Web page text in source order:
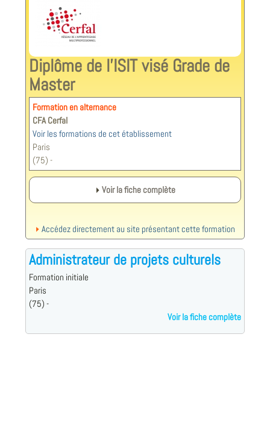
Diplôme de l'ISIT visé Grade de
Master
Formation en alternance
CFA Cerfal
Voir les formations de cet établissement
Paris
(75) -
Voir la fiche complète
Accédez directement au site présentant cette formation
Administrateur de projets culturels
Formation initiale
Paris
(75) -
Voir la fiche complète